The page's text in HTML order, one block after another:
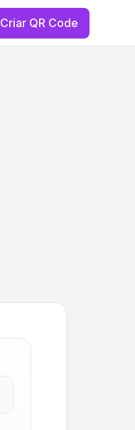
Criar QR Code